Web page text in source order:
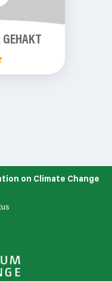
GEHAKT
on Climate Change